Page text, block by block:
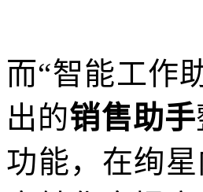
而“智能工作
出的销售助手
功能，在绚